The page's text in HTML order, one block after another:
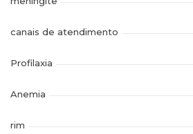
canais de atendimento
Profilaxia
Anemia
rim